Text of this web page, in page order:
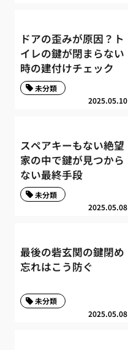
ドアの歪みが原因？ト
イレの鍵が閉まらない
時の建付けチェック
2025.05.10
未分類
スペアキーもない絶望
家の中で鍵が見つから
ない最終手段
2025.05.08
未分類
最後の砦玄関の鍵閉め
忘れはこう防ぐ
2025.05.08
未分類